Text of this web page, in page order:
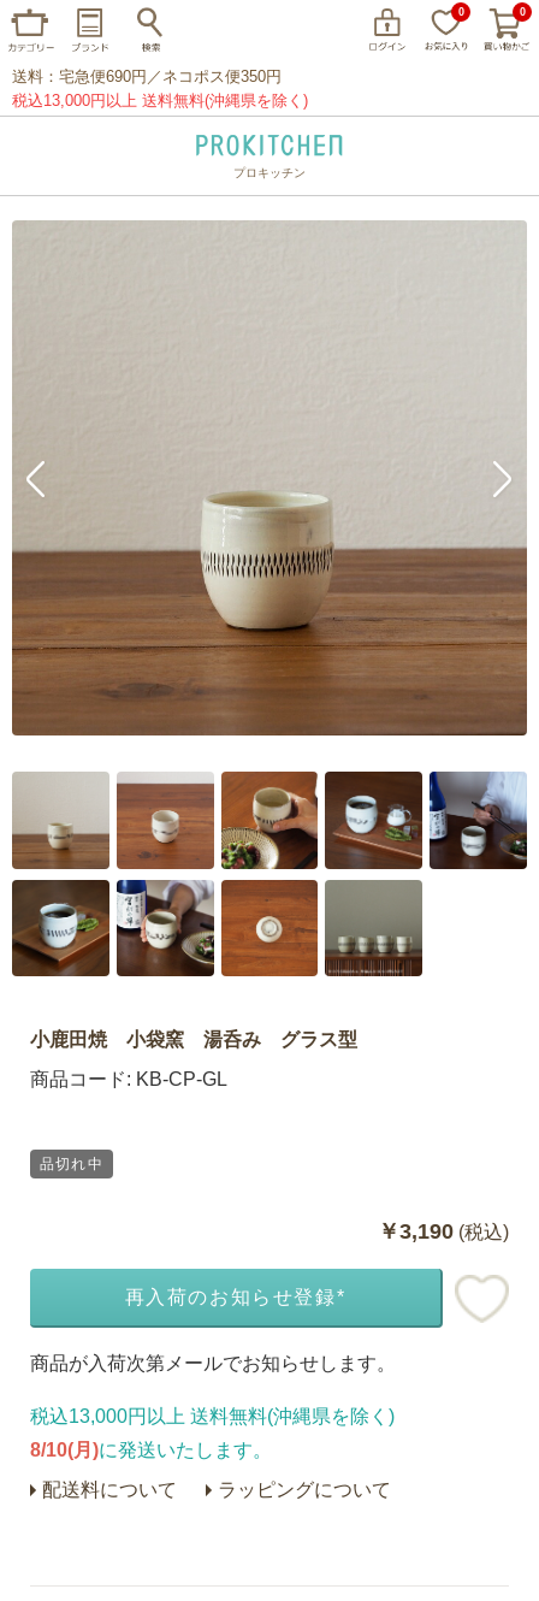
0 0
送料：宅急便690円／ネコポス便350円
税込13,000円以上 送料無料(沖縄県を除く)
プロキッチン
小鹿田焼 小袋窯 湯呑み グラス型
商品コード: KB-CP-GL
品切れ中
￥3,190 (税込)
再入荷のお知らせ登録*
商品が入荷次第メールでお知らせします。
税込13,000円以上 送料無料(沖縄県を除く)
8/10(月)に発送いたします。
配送料について
ラッピングについて